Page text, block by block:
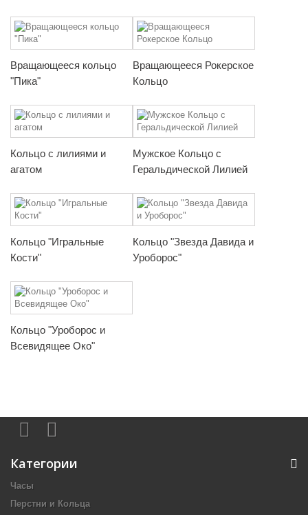
Вращающееся кольцо
"Пика"
Вращающееся Рокерское
Кольцо
Кольцо с лилиями и
агатом
Мужское Кольцо с
Геральдической Лилией
Кольцо "Игральные
Кости"
Кольцо "Звезда Давида и
Уроборос"
Кольцо "Уроборос и
Всевидящее Око"
Категории
Часы
Перстни и Кольца